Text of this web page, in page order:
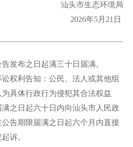
汕头市生态环境局
2026年5月21日
布之日起满三十日届满。
利告知：公民、法人或其他组
具体行政行为侵犯其合法权益
之日起六十日内向汕头市人民政
告期限届满之日起六个月内直接
诉。